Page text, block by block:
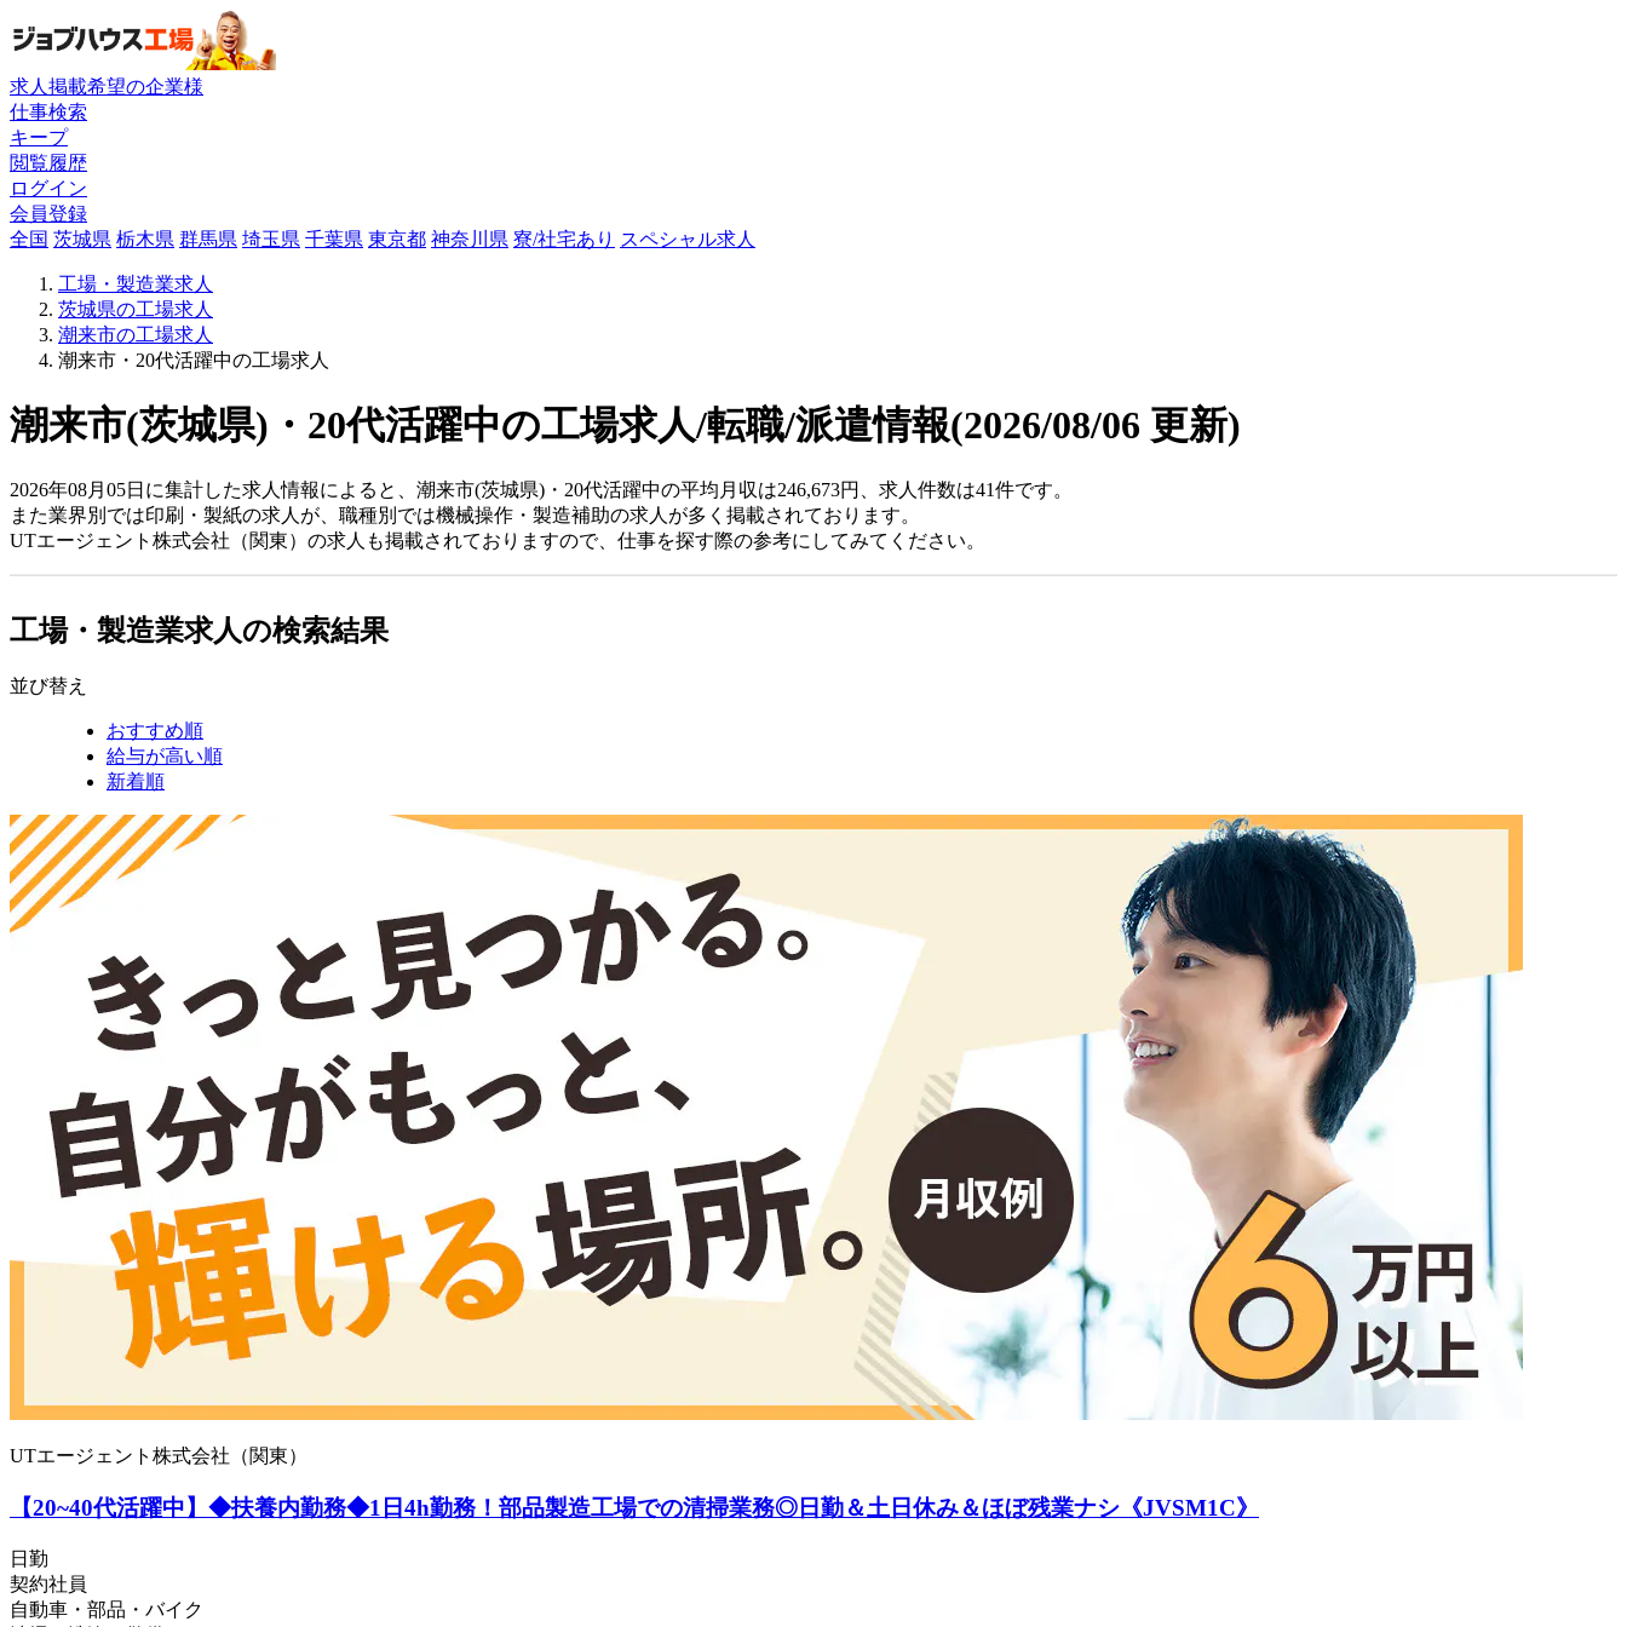
求人掲載希望の企業様
仕事検索
キープ
閲覧履歴
ログイン
会員登録
全国 茨城県 栃木県 群馬県 埼玉県 千葉県 東京都 神奈川県 寮/社宅あり スペシャル求人
工場・製造業求人
茨城県の工場求人
潮来市の工場求人
潮来市・20代活躍中の工場求人
潮来市(茨城県)・20代活躍中の工場求人/転職/派遣情報(2026/08/06 更新)
2026年08月05日に集計した求人情報によると、潮来市(茨城県)・20代活躍中の平均月収は246,673円、求人件数は41件です。
また業界別では印刷・製紙の求人が、職種別では機械操作・製造補助の求人が多く掲載されております。
UTエージェント株式会社（関東）の求人も掲載されておりますので、仕事を探す際の参考にしてみてください。
工場・製造業求人の検索結果
並び替え
おすすめ順
給与が高い順
新着順
UTエージェント株式会社（関東）
【20~40代活躍中】◆扶養内勤務◆1日4h勤務！部品製造工場での清掃業務◎日勤＆土日休み＆ほぼ残業ナシ《JVSM1C》
日勤
契約社員
自動車・部品・バイク